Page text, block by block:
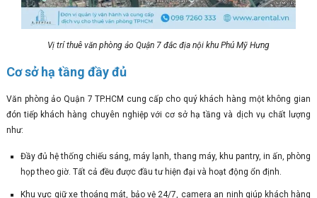
Vị trí thuê văn phòng ảo Quận 7 đắc địa nội khu Phú Mỹ Hưng
Cơ sở hạ tầng đầy đủ
Văn phòng ảo Quận 7 TP.HCM cung cấp cho quý khách hàng một không gian
đón tiếp khách hàng chuyên nghiệp với cơ sở hạ tầng và dịch vụ chất lượng
như:
Đầy đủ hệ thống chiếu sáng, máy lạnh, thang máy, khu pantry, in ấn, phòng
họp theo giờ. Tất cả đều được đầu tư hiện đại và hoạt động ổn định.
Khu vực giữ xe thoáng mát, bảo vệ 24/7, camera an ninh giúp khách hàng